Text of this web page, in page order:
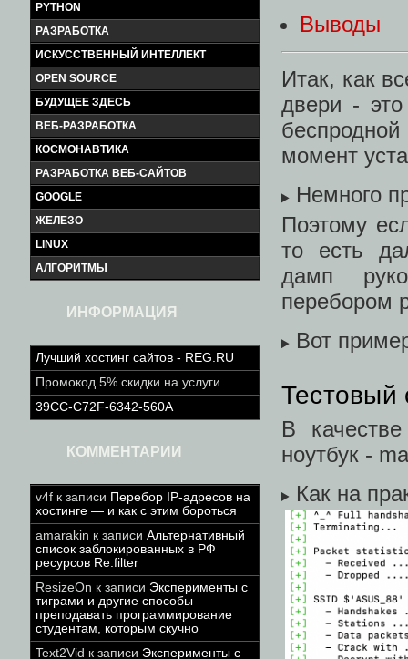
PYTHON
РАЗРАБОТКА
ИСКУССТВЕННЫЙ ИНТЕЛЛЕКТ
OPEN SOURCE
БУДУЩЕЕ ЗДЕСЬ
ВЕБ-РАЗРАБОТКА
КОСМОНАВТИКА
РАЗРАБОТКА ВЕБ-САЙТОВ
GOOGLE
ЖЕЛЕЗО
LINUX
АЛГОРИТМЫ
ИНФОРМАЦИЯ
Лучший хостинг сайтов - REG.RU
Промокод 5% скидки на услуги
39CC-C72F-6342-560A
КОММЕНТАРИИ
v4f к записи Перебор IP-адресов на
хостинге — и как с этим бороться
amarakin к записи Альтернативный
список заблокированных в РФ
ресурсов Re:filter
ResizeOn к записи Эксперименты с
тиграми и другие способы
преподавать программирование
студентам, которым скучно
Text2Vid к записи Эксперименты с
Выводы
Итак, как
двери -
беспродной
момент
Немного
Поэтому
то есть
дамп
перебором
Вот
Тестовый
В качестве
ноутбук -
Как на